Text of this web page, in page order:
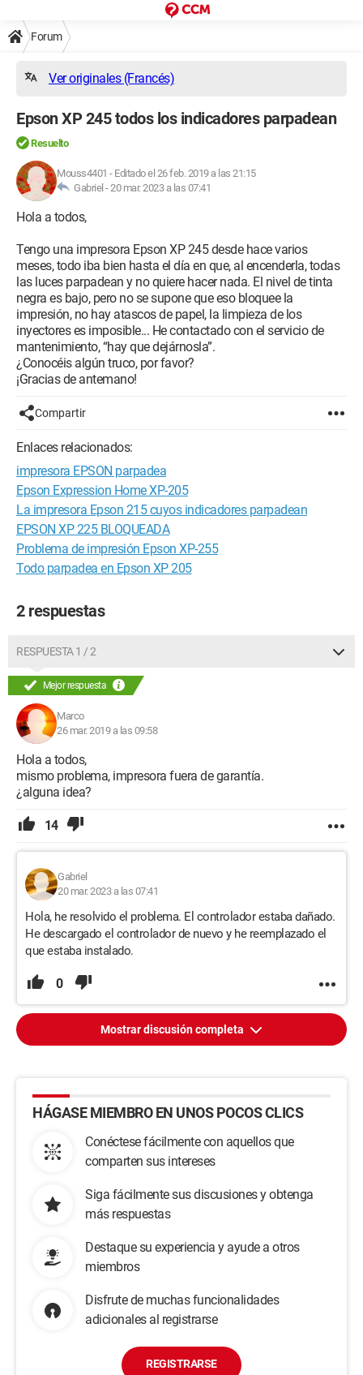
Forum
Ver originales (Francés)
Epson XP 245 todos los indicadores parpadean
Resuelto
Mouss4401 - Editado el 26 feb. 2019 a las 21:15
Gabriel -20 mar. 2023 a las 07:41
Hola a todos,
Tengo una impresora Epson XP 245 desde hace varios
meses, todo iba bien hasta el día en que, al encenderla, todas
las luces parpadean y no quiere hacer nada. El nivel de tinta
negra es bajo, pero no se supone que eso bloquee la
impresión, no hay atascos de papel, la limpieza de los
inyectores es imposible... He contactado con el servicio de
mantenimiento, “hay que dejárnosla”.
¿Conocéis algún truco, por favor?
¡Gracias de antemano!
Compartir
Enlaces relacionados:
impresora EPSON parpadea
Epson Expression Home XP-205
La impresora Epson 215 cuyos indicadores parpadean
EPSON XP 225 BLOQUEADA
Problema de impresión Epson XP-255
Todo parpadea en Epson XP 205
2 respuestas
RESPUESTA 1 / 2
Mejor respuesta
Marco
26 mar. 2019 a las 09:58
Hola a todos,
mismo problema, impresora fuera de garantía.
¿alguna idea?
14
Gabriel
20 mar. 2023 a las 07:41
Hola, he resolvido el problema. El controlador estaba dañado.
He descargado el controlador de nuevo y he reemplazado el
que estaba instalado.
0
Mostrar discusión completa
HÁGASE MIEMBRO EN UNOS POCOS CLICS
Conéctese fácilmente con aquellos que
comparten sus intereses
Siga fácilmente sus discusiones y obtenga
más respuestas
Destaque su experiencia y ayude a otros
miembros
Disfrute de muchas funcionalidades
adicionales al registrarse
REGISTRARSE